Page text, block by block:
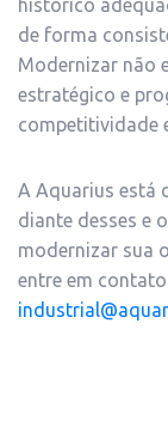
histórico
de forma
Modernizar não
estratégico e
competitividade
A Aquarius está
diante desses e
modernizar sua
entre em